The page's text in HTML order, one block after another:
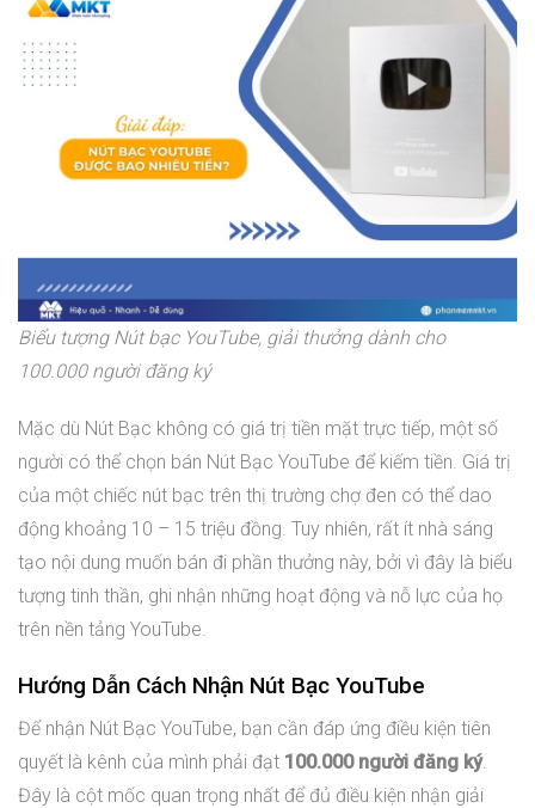
Biểu tượng Nút bạc YouTube, giải thưởng dành cho
100.000 người đăng ký
Mặc dù Nút Bạc không có giá trị tiền mặt trực tiếp, một số
người có thể chọn bán Nút Bạc YouTube để kiếm tiền. Giá trị
của một chiếc nút bạc trên thị trường chợ đen có thể dao
động khoảng 10 – 15 triệu đồng. Tuy nhiên, rất ít nhà sáng
tạo nội dung muốn bán đi phần thưởng này, bởi vì đây là biểu
tượng tinh thần, ghi nhận những hoạt động và nỗ lực của họ
trên nền tảng YouTube.
Hướng Dẫn Cách Nhận Nút Bạc YouTube
Để nhận Nút Bạc YouTube, bạn cần đáp ứng điều kiện tiên
quyết là kênh của mình phải đạt 100.000 người đăng ký.
Đây là cột mốc quan trọng nhất để đủ điều kiện nhận giải